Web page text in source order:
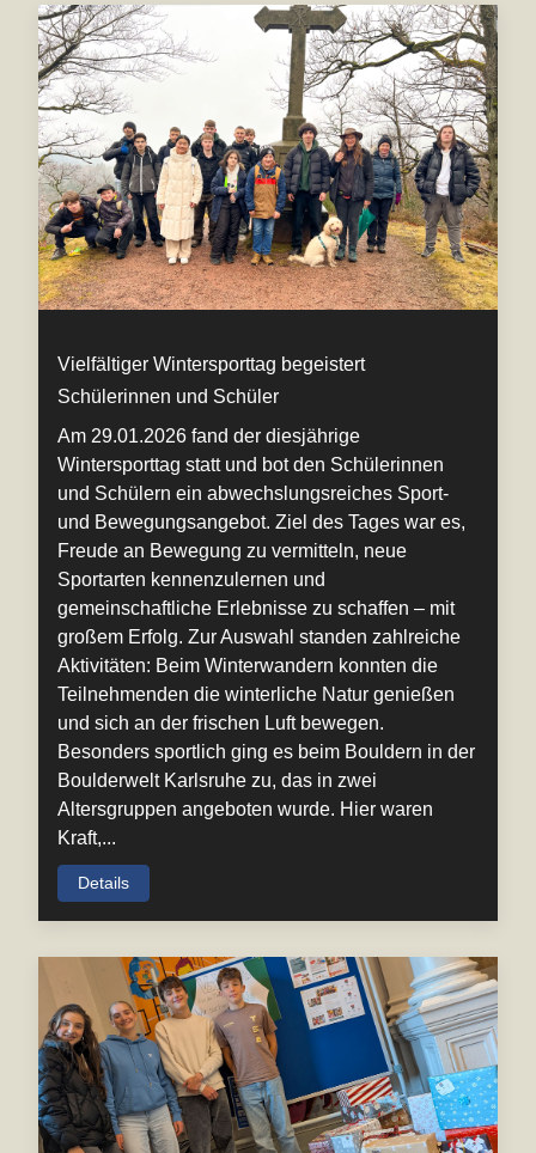
Vielfältiger Wintersporttag begeistert
Schülerinnen und Schüler
Am 29.01.2026 fand der diesjährige
Wintersporttag statt und bot den Schülerinnen
und Schülern ein abwechslungsreiches Sport-
und Bewegungsangebot. Ziel des Tages war es,
Freude an Bewegung zu vermitteln, neue
Sportarten kennenzulernen und
gemeinschaftliche Erlebnisse zu schaffen – mit
großem Erfolg. Zur Auswahl standen zahlreiche
Aktivitäten: Beim Winterwandern konnten die
Teilnehmenden die winterliche Natur genießen
und sich an der frischen Luft bewegen.
Besonders sportlich ging es beim Bouldern in der
Boulderwelt Karlsruhe zu, das in zwei
Altersgruppen angeboten wurde. Hier waren
Kraft,...
Details